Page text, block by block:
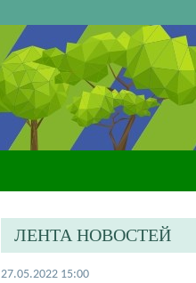
ЛЕНТА НОВОСТЕЙ
27.05.2022 15:00